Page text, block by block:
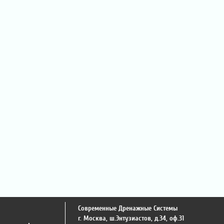
Современные Дренажные Системы
г. Москва, ш.Энтузиастов, д.34, оф.31